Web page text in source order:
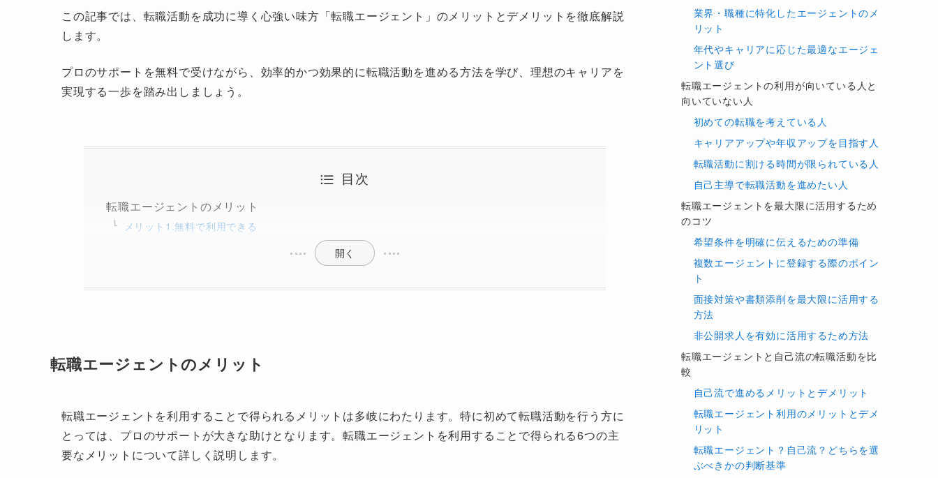
この記事では、転職活動を成功に導く心強い味方「転職エージェント」のメリットとデメリットを徹底解説
します。
プロのサポートを無料で受けながら、効率的かつ効果的に転職活動を進める方法を学び、理想のキャリアを
実現する一歩を踏み出しましょう。
目次
転職エージェントのメリット
メリット1.無料で利用できる
開く
転職エージェントのメリット
転職エージェントを利用することで得られるメリットは多岐にわたります。特に初めて転職活動を行う方に
とっては、プロのサポートが大きな助けとなります。転職エージェントを利用することで得られる6つの主
要なメリットについて詳しく説明します。
業界・職種に特化したエージェントのメ
リット
年代やキャリアに応じた最適なエージェ
ント選び
転職エージェントの利用が向いている人と
向いていない人
初めての転職を考えている人
キャリアアップや年収アップを目指す人
転職活動に割ける時間が限られている人
自己主導で転職活動を進めたい人
転職エージェントを最大限に活用するため
のコツ
希望条件を明確に伝えるための準備
複数エージェントに登録する際のポイン
ト
面接対策や書類添削を最大限に活用する
方法
非公開求人を有効に活用するため方法
転職エージェントと自己流の転職活動を比
較
自己流で進めるメリットとデメリット
転職エージェント利用のメリットとデメ
リット
転職エージェント？自己流？どちらを選
ぶべきかの判断基準